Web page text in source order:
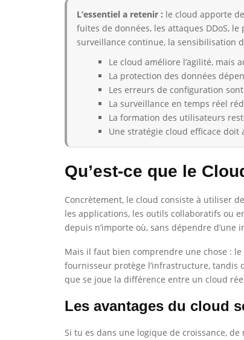
L’essentiel a retenir : le cloud apporte
fuites de données, les attaques DDoS,
surveillance continue, la sensibilisation
Le cloud améliore l’agilité, mais
La protection des données
Les erreurs de configuration
La surveillance en temps réel
La formation des utilisateurs
Une stratégie cloud efficace
Qu’est-ce que le
Concrètement, le cloud consiste à utiliser
les applications, les outils collaboratifs ou
depuis n’importe où, sans dépendre
Mais il faut bien comprendre une chose :
fournisseur protège l’infrastructure, tandis
que se joue la différence entre un cloud
Les avantages du cloud
Si tu es dans une logique de croissance,